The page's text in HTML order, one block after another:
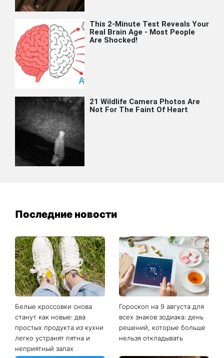
Последние новости
Белые кроссовки снова
станут как новые: два
простых продукта из кухни
легко устранят пятна и
неприятный запах
Гороскоп на 9 августа для
всех знаков зодиака: день
решений, которые больше
нельзя откладывать